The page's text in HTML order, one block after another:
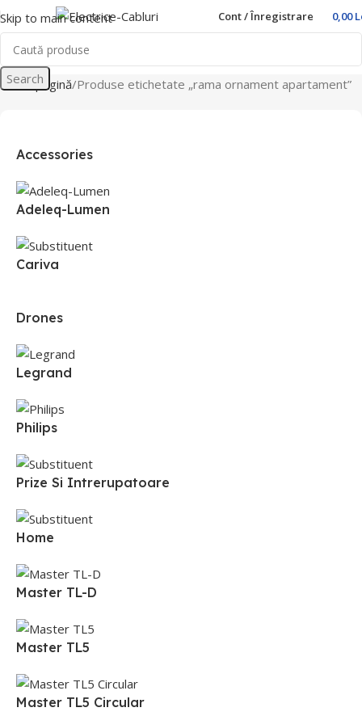
Skip to main content Cont / Înregistrare 0,00
Search
Prima pagină Produse etichetate „rama ornament apartament”
Accessories
Adeleq-Lumen
Cariva
Drones
Legrand
Philips
Prize Si Intrerupatoare
Home
Master TL-D
Master TL5
Master TL5 Circular